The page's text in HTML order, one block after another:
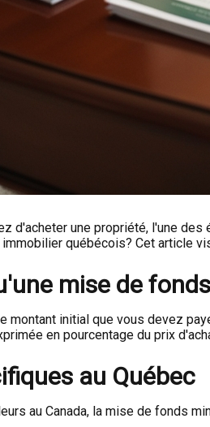
d'acheter une propriété, l'une
québécois? Cet article
mise de
montant initial que vous devez
en pourcentage du prix
au Québec
au Canada, la mise de fonds